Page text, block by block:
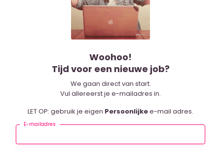
Woohoo!
Tijd voor een nieuwe job?
We gaan direct van start.
Vul allereerst je e-mailadres in.
LET OP: gebruik je eigen Persoonlijkee-mail adres.
E-mailadres